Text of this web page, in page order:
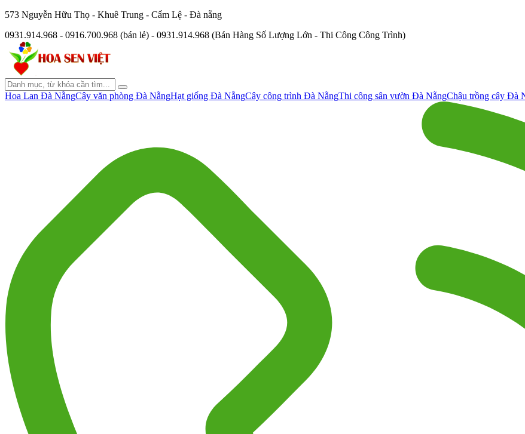
573 Nguyễn Hữu Thọ - Khuê Trung - Cẩm Lệ - Đà nẵng
0931.914.968 - 0916.700.968 (bán lẻ) - 0931.914.968 (Bán Hàng Số Lượng Lớn - Thi Công Công Trình)
Hoa Lan Đà NẵngCây văn phòng Đà NẵngHạt giống Đà NẵngCây công trình Đà NẵngThi công sân vườn Đà NẵngChậu trồng cây Đà